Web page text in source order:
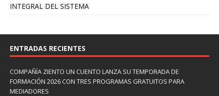
INTEGRAL DEL SISTEMA
ENTRADAS RECIENTES
COMPAÑÍA ZIENTO UN CUENTO LANZA SU TEMPORADA DE
FORMACIÓN 2026 CON TRES PROGRAMAS GRATUITOS PARA
MEDIADORES